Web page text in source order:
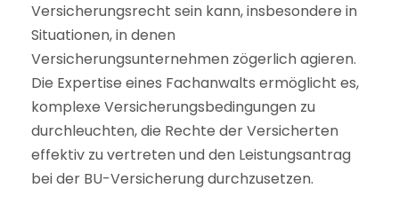
Versicherungsrecht sein kann, insbesondere in
Situationen, in denen
Versicherungsunternehmen zögerlich agieren.
Die Expertise eines Fachanwalts ermöglicht es,
komplexe Versicherungsbedingungen zu
durchleuchten, die Rechte der Versicherten
effektiv zu vertreten und den Leistungsantrag
bei der BU-Versicherung durchzusetzen.